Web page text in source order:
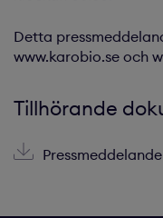
Detta
www.karobio.se och
Tillhörande
Pressmeddelande